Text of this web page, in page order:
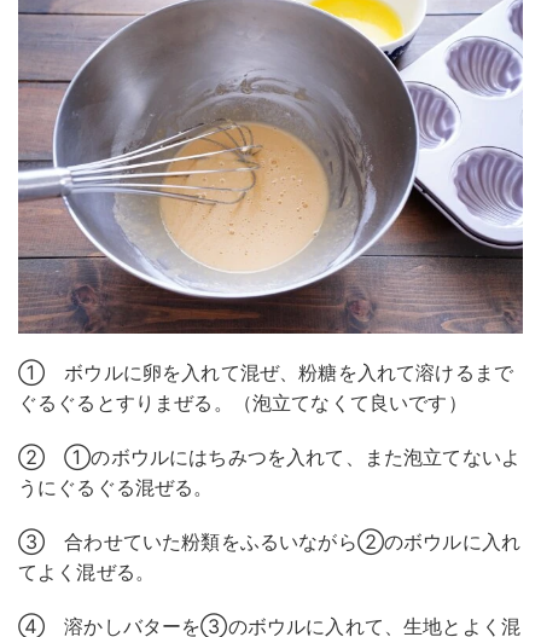
① ボウルに卵を入れて混ぜ、粉糖を入れて溶けるまで
ぐるぐるとすりまぜる。（泡立てなくて良いです）
② ①のボウルにはちみつを入れて、また泡立てないよ
うにぐるぐる混ぜる。
③ 合わせていた粉類をふるいながら②のボウルに入れ
てよく混ぜる。
④ 溶かしバターを③のボウルに入れて、生地とよく混